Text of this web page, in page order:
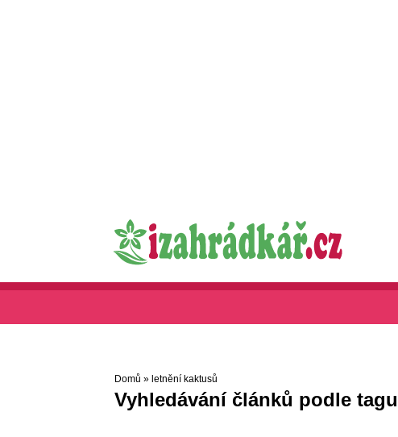
Domů » letnění kaktusů
Vyhledávání článků podle tagu